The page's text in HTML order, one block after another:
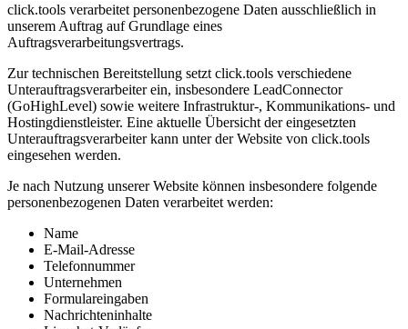
click.tools verarbeitet personenbezogene Daten ausschließlich in
unserem Auftrag auf Grundlage eines
Auftragsverarbeitungsvertrags.
Zur technischen Bereitstellung setzt click.tools verschiedene
Unterauftragsverarbeiter ein, insbesondere LeadConnector
(GoHighLevel) sowie weitere Infrastruktur-, Kommunikations- und
Hostingdienstleister. Eine aktuelle Übersicht der eingesetzten
Unterauftragsverarbeiter kann unter der Website von click.tools
eingesehen werden.
Je nach Nutzung unserer Website können insbesondere folgende
personenbezogenen Daten verarbeitet werden:
Name
E-Mail-Adresse
Telefonnummer
Unternehmen
Formulareingaben
Nachrichteninhalte